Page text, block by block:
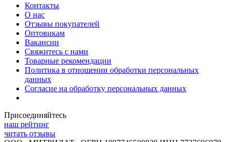
Контакты
О нас
Отзывы покупателей
Оптовикам
Вакансии
Свяжитесь с нами
Товарные рекомендации
Политика в отношении обработки персональных
данных
Согласие на обработку персональных данных
Присоединяйтесь
наш рейтинг
читать отзывы